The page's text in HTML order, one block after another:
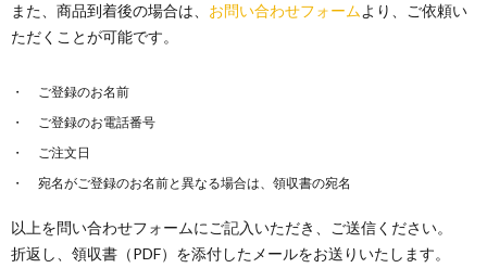
また、商品到着後の場合は、 お問い合わせフォームより、ご依頼い
ただくことが可能です。
ご登録のお名前
ご登録のお電話番号
ご注文日
宛名がご登録のお名前と異なる場合は、領収書の宛名
以上を問い合わせフォームにご記入いただき、ご送信ください。
折返し、領収書（PDF）を添付したメールをお送りいたします。